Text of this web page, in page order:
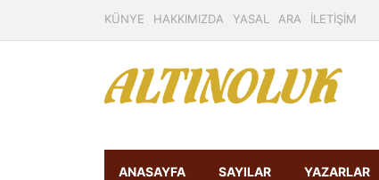
KÜNYE HAKKIMIZDA YASAL ARA İLETİŞİM
ANASAYFA SAYILAR YAZARLAR